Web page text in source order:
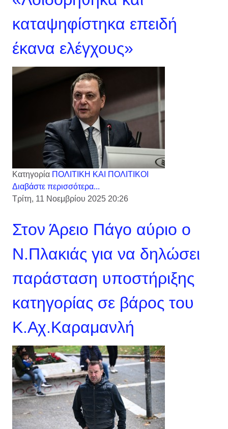
καταψηφίστηκα επειδή
έκανα ελέγχους»
Κατηγορία ΠΟΛΙΤΙΚΗ ΚΑΙ ΠΟΛΙΤΙΚΟΙ
Διαβάστε περισσότερα...
Τρίτη, 11 Νοεμβρίου 2025 20:26
Στον Άρειο Πάγο αύριο ο
Ν.Πλακιάς για να δηλώσει
παράσταση υποστήριξης
κατηγορίας σε βάρος του
Κ.Αχ.Καραμανλή